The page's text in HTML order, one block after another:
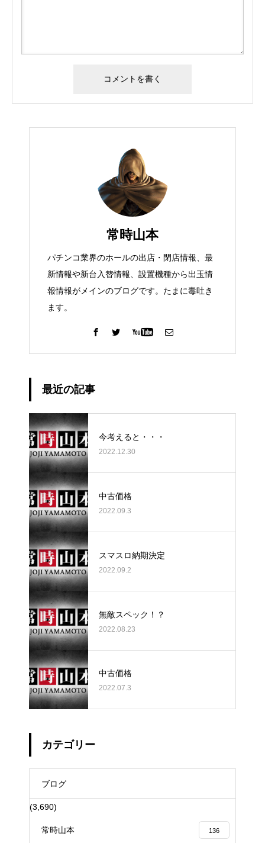
常時山本
パチンコ業界のホールの出店・閉店情報、最
新情報や新台入替情報、設置機種から出玉情
報情報がメインのブログです。たまに毒吐き
ます。
最近の記事
今考えると・・・
2022.12.30
中古価格
2022.09.3
スマスロ納期決定
2022.09.2
無敵スペック！？
2022.08.23
中古価格
2022.07.3
カテゴリー
ブログ
(3,690)
常時山本 136